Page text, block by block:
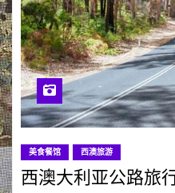
美食餐馆 西澳旅游
西澳大利亚公路旅